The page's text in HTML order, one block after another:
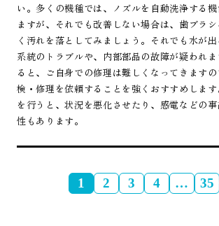
い。多くの機種では、ノズルを自動洗浄する
ますが、それでも改善しない場合は、歯ブラ
く汚れを落としてみましょう。それでも水が
系統のトラブルや、内部部品の故障が疑われ
ると、ご自身での修理は難しくなってきます
検・修理を依頼することを強くおすすめしま
を行うと、状況を悪化させたり、感電などの
性もあります。
1 2 3 4 … 35